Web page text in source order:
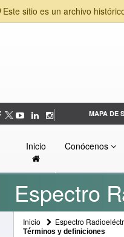
Este sitio es un archivo
MAPA DE
Inicio Conócenos
Espectro
Inicio Espectro
Términos y definiciones